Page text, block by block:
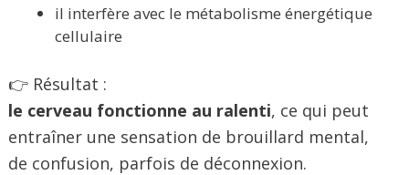
il interfère avec le métabolisme énergétique
cellulaire
👉 Résultat :
le cerveau fonctionne au ralenti, ce qui peut
entraîner une sensation de brouillard mental,
de confusion, parfois de déconnexion.